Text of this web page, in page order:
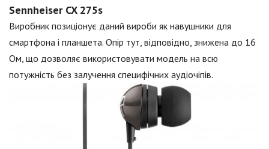
Sennheiser CX 275s
Виробник позиціонує даний вироби як навушники для
смартфона і планшета. Опір тут, відповідно, знижена до 16
Ом, що дозволяє використовувати модель на всю
потужність без залучення специфічних аудіочіпів.